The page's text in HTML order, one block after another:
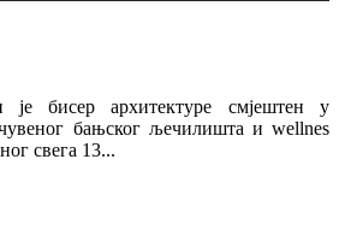
бисер архитектуре смјештен у
бањског љечилишта и wellnes
свега 13...